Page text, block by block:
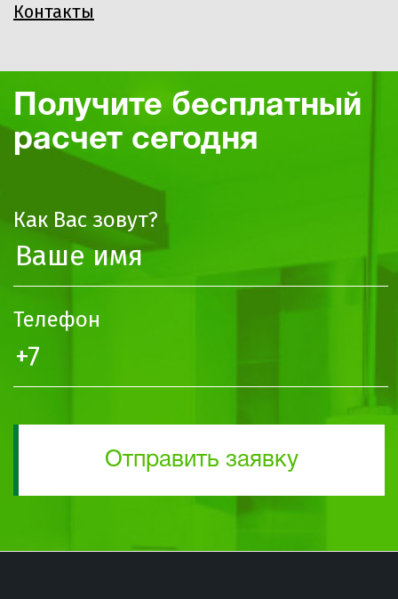
Контакты
Получите бесплатный
расчет сегодня
Как Вас зовут?
Телефон
Отправить заявку